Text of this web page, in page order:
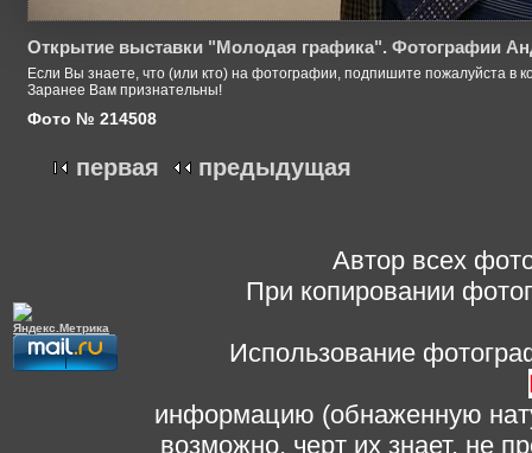
Открытие выставки "Молодая графика". Фотографии
Если Вы знаете, что (или кто) на фотографии, подпишите пожалуйста в
Заранее Вам признательны!
Фото № 214508
первая предыдущая
Автор всех
При копировании
Использование
информацию (обнаженную
возможно, черт их знает, не